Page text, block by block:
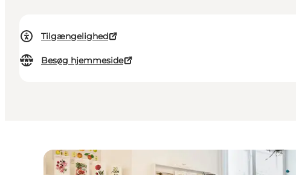
Tilgængelighed
Besøg hjemmeside